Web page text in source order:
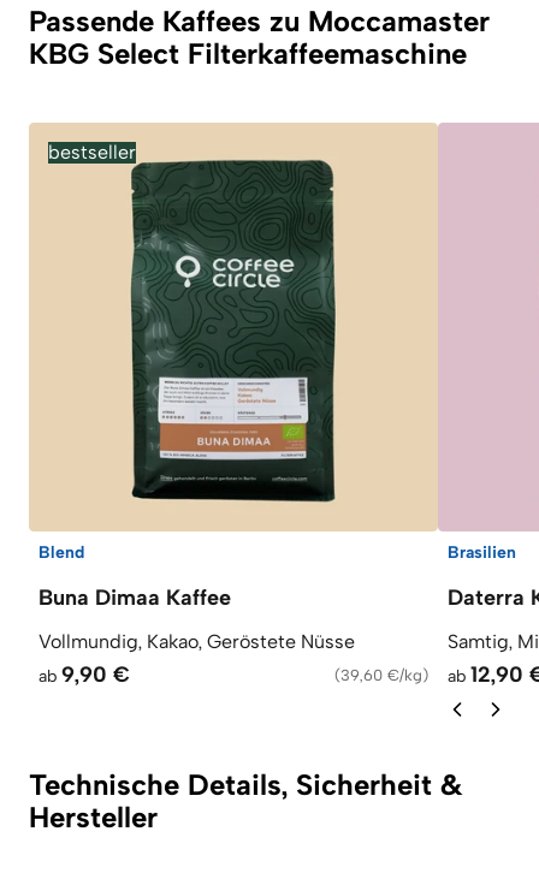
Passende Kaffees zu Moccamaster
KBG Select Filterkaffeemaschine
bestseller
Blend
Buna Dimaa Kaffee
Vollmundig, Kakao, Geröstete Nüsse
ab 9,90 € (39,60 €/kg)
Brasilien
Daterra
Samtig,
ab 12,90
Technische Details, Sicherheit &
Hersteller